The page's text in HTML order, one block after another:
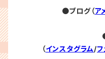
●ブログ（ア
（インスタグラム/フ